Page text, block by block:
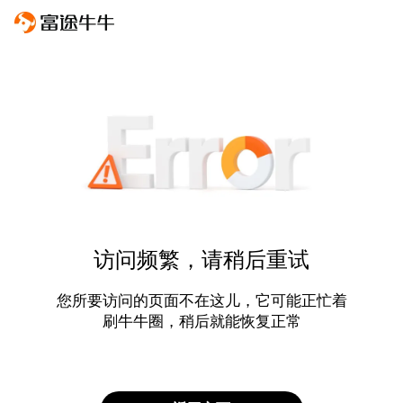
访问频繁，请稍后重试
您所要访问的页面不在这儿，它可能正忙着
刷牛牛圈，稍后就能恢复正常